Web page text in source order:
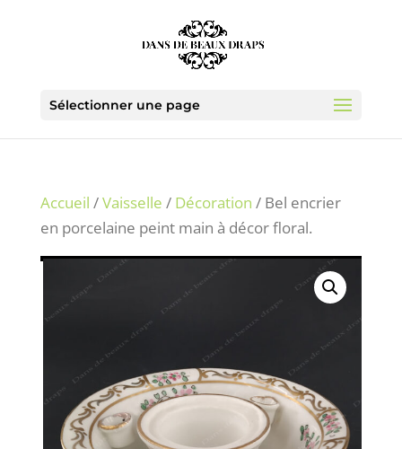
Sélectionner une page
Accueil /Vaisselle / Décoration / Bel encrier
en porcelaine peint main à décor floral.